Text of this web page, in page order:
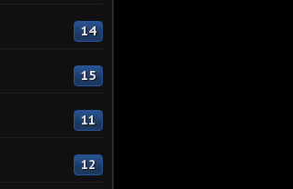
14
15
11
12